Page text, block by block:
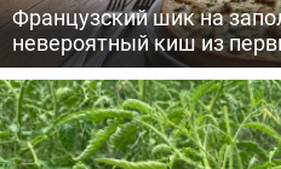
Французский шик на
невероятный киш из